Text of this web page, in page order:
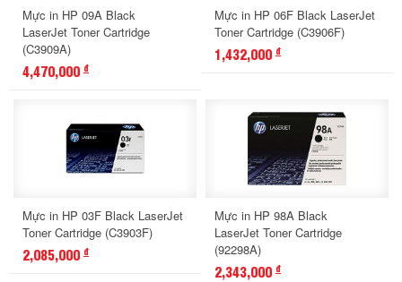
Mực in HP 09A Black
LaserJet Toner Cartridge
(C3909A)
4,470,000 đ
Mực in HP 06F Black LaserJet
Toner Cartridge (C3906F)
1,432,000 đ
Mực in HP 03F Black LaserJet
Toner Cartridge (C3903F)
2,085,000 đ
Mực in HP 98A Black
LaserJet Toner Cartridge
(92298A)
2,343,000 đ